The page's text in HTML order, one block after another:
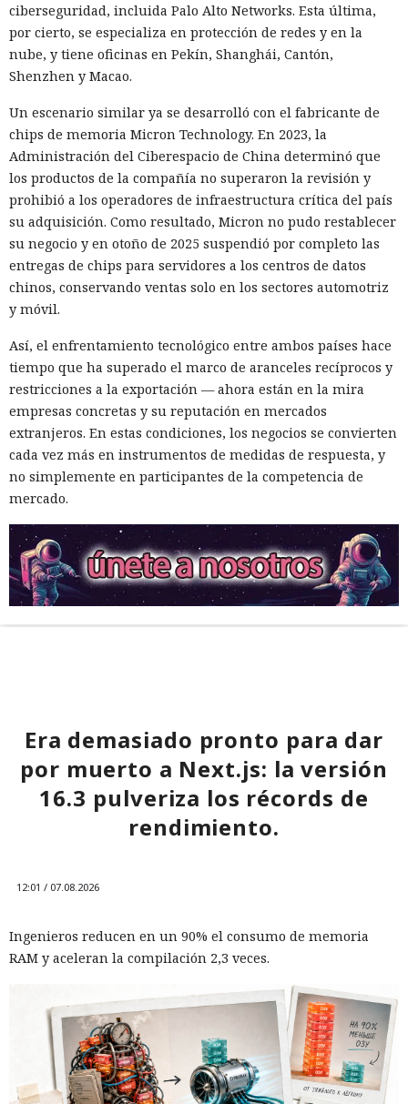
ciberseguridad, incluida Palo Alto Networks. Esta última,
por cierto, se especializa en protección de redes y en la
nube, y tiene oficinas en Pekín, Shanghái, Cantón,
Shenzhen y Macao.
Un escenario similar ya se desarrolló con el fabricante de
chips de memoria Micron Technology. En 2023, la
Administración del Ciberespacio de China determinó que
los productos de la compañía no superaron la revisión y
prohibió a los operadores de infraestructura crítica del país
su adquisición. Como resultado, Micron no pudo restablecer
su negocio y en otoño de 2025 suspendió por completo las
entregas de chips para servidores a los centros de datos
chinos, conservando ventas solo en los sectores automotriz
y móvil.
Así, el enfrentamiento tecnológico entre ambos países hace
tiempo que ha superado el marco de aranceles recíprocos y
restricciones a la exportación — ahora están en la mira
empresas concretas y su reputación en mercados
extranjeros. En estas condiciones, los negocios se convierten
cada vez más en instrumentos de medidas de respuesta, y
no simplemente en participantes de la competencia de
mercado.
Era demasiado pronto para dar
por muerto a Next.js: la versión
16.3 pulveriza los récords de
rendimiento.
12:01 / 07.08.2026
Ingenieros reducen en un 90% el consumo de memoria
RAM y aceleran la compilación 2,3 veces.